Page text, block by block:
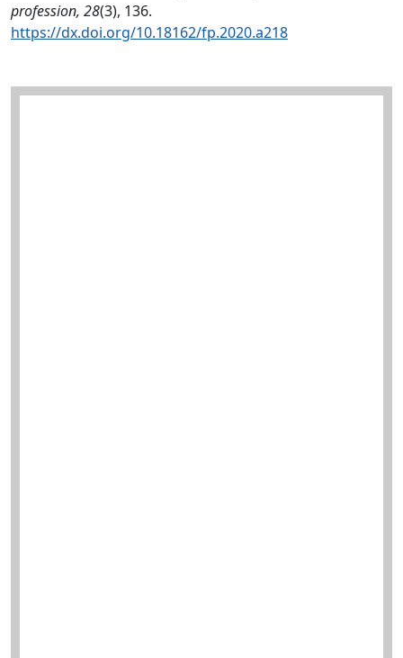
profession, 28(3), 136.
https://dx.doi.org/10.18162/fp.2020.a218